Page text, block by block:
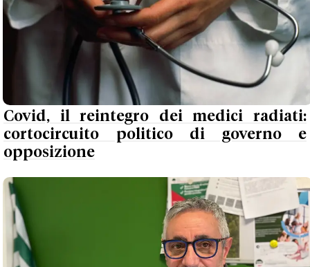
Covid, il reintegro dei medici radiati:
cortocircuito politico di governo e
opposizione